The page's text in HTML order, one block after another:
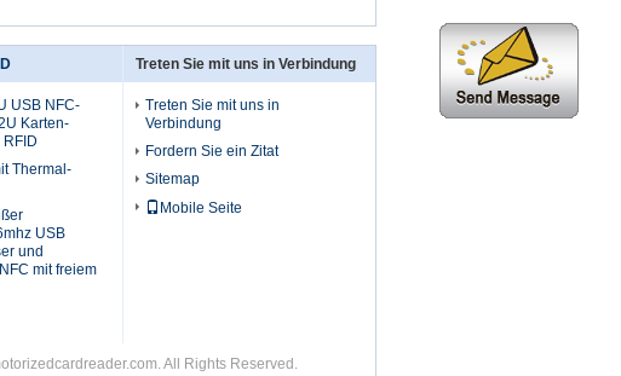
USB NFC-
Karten-
Thermal-
USB
und
mit freiem
Treten Sie mit uns in Verbindung
Treten Sie mit uns in
Verbindung
Fordern Sie ein Zitat
Sitemap
Mobile Seite
All Rights Reserved.